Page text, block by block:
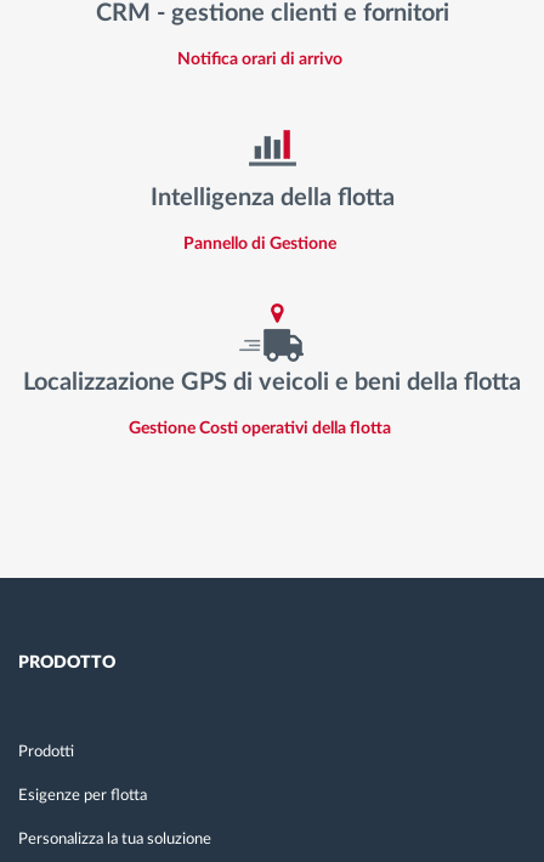
CRM - gestione clienti e fornitori
Notifica orari di arrivo
Intelligenza della flotta
Pannello di Gestione
Localizzazione GPS di veicoli e beni della flotta
Gestione Costi operativi della flotta
PRODOTTO
Prodotti
Esigenze per flotta
Personalizza la tua soluzione